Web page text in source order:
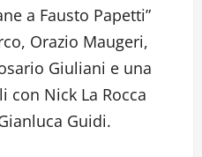
a Fausto Papetti”
Orazio Maugeri,
Giuliani e una
con Nick La Rocca
Guidi.